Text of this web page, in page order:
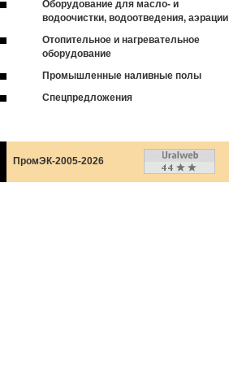
Оборудование для масло- и
водоочистки, водоотведения, аэрации
Отопительное и нагревательное
оборудование
Промышленные наливные полы
Спецпредложения
ПромЭК-2005-2026